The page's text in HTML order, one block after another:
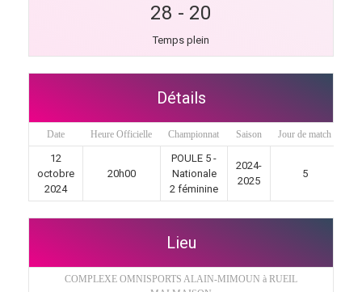
28 - 20
Temps plein
Détails
Date Heure Officielle Championnat Saison Jour de match
12
octobre
2024
20h00
POULE 5 -
Nationale
2 féminine
2024-
2025
5
Lieu
COMPLEXE OMNISPORTS ALAIN-MIMOUN à RUEIL